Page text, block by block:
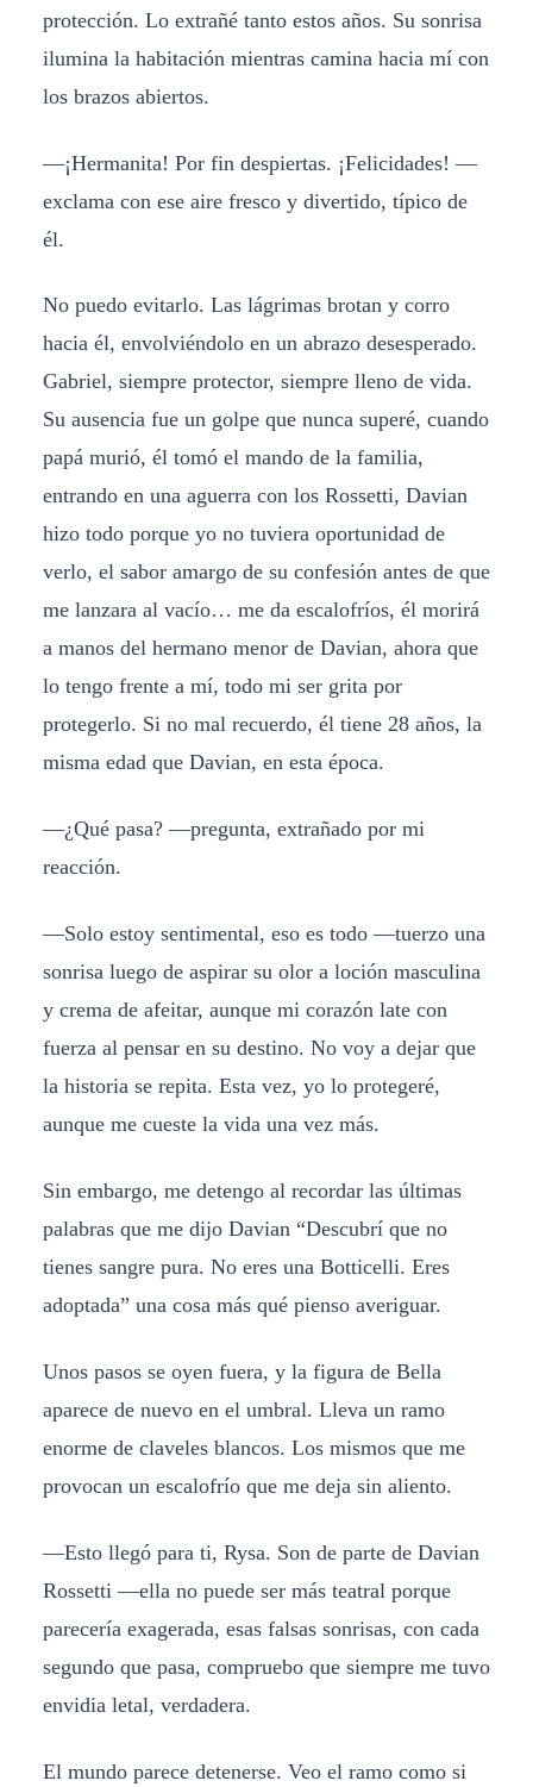
protección. Lo extrañé tanto estos años. Su sonrisa
ilumina la habitación mientras camina hacia mí con
los brazos abiertos.
—¡Hermanita! Por fin despiertas. ¡Felicidades! —
exclama con ese aire fresco y divertido, típico de
él.
No puedo evitarlo. Las lágrimas brotan y corro
hacia él, envolviéndolo en un abrazo desesperado.
Gabriel, siempre protector, siempre lleno de vida.
Su ausencia fue un golpe que nunca superé, cuando
papá murió, él tomó el mando de la familia,
entrando en una aguerra con los Rossetti, Davian
hizo todo porque yo no tuviera oportunidad de
verlo, el sabor amargo de su confesión antes de que
me lanzara al vacío… me da escalofríos, él morirá
a manos del hermano menor de Davian, ahora que
lo tengo frente a mí, todo mi ser grita por
protegerlo. Si no mal recuerdo, él tiene 28 años, la
misma edad que Davian, en esta época.
—¿Qué pasa? —pregunta, extrañado por mi
reacción.
—Solo estoy sentimental, eso es todo —tuerzo una
sonrisa luego de aspirar su olor a loción masculina
y crema de afeitar, aunque mi corazón late con
fuerza al pensar en su destino. No voy a dejar que
la historia se repita. Esta vez, yo lo protegeré,
aunque me cueste la vida una vez más.
Sin embargo, me detengo al recordar las últimas
palabras que me dijo Davian “Descubrí que no
tienes sangre pura. No eres una Botticelli. Eres
adoptada” una cosa más qué pienso averiguar.
Unos pasos se oyen fuera, y la figura de Bella
aparece de nuevo en el umbral. Lleva un ramo
enorme de claveles blancos. Los mismos que me
provocan un escalofrío que me deja sin aliento.
—Esto llegó para ti, Rysa. Son de parte de Davian
Rossetti —ella no puede ser más teatral porque
parecería exagerada, esas falsas sonrisas, con cada
segundo que pasa, compruebo que siempre me tuvo
envidia letal, verdadera.
El mundo parece detenerse. Veo el ramo como si